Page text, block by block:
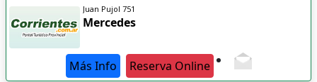
Juan Pujol 751
Mercedes
Más Info Reserva Online